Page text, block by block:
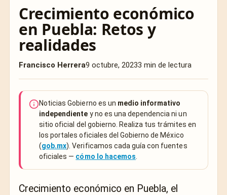
Crecimiento económico
en Puebla: Retos y
realidades
Francisco Herrera9 octubre, 20233 min de lectura
Noticias Gobierno es un medio informativo
independiente y no es una dependencia ni un
sitio oficial del gobierno. Realiza tus trámites en
los portales oficiales del Gobierno de México
(gob.mx). Verificamos cada guía con fuentes
oficiales — cómo lo hacemos
Crecimiento económico en Puebla, el